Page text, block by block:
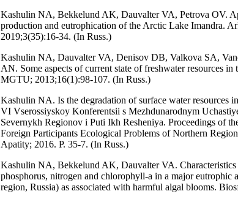
Kashulin NA, Bekkelund AK, Dauvalter VA, Petrovа OV.
production and eutrophication of the Arctic Lake Imandra.
2019;3(35):16-34. (In Russ.)
Kashulin NA, Dauvalter VA, Denisov DB, Valkova SA,
AN. Some aspects of current state of freshwater resources
MGTU; 2013;16(1):98-107. (In Russ.)
Kashulin NA. Is the degradation of surface water resources
VI Vserossiyskoy Konferentsii s Mezhdunarodnym
Severnykh Regionov i Puti Ikh Resheniya. Proceedings of
Foreign Participants Ecological Problems of Northern
Apatity; 2016. P. 35-7. (In Russ.)
Kashulin NA, Bekkelund AK, Dauvalter VA.
phosphorus, nitrogen and chlorophyll-a in a major eutrophic
region, Russia) as associated with harmful algal blooms.